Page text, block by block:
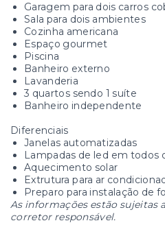
Garagem para dois carros
Sala para dois ambientes
Cozinha americana
Espaço gourmet
Piscina
Banheiro externo
Lavanderia
3 quartos sendo 1 suíte
Banheiro independente
Diferenciais
Janelas automatizadas
Lampadas de led em todos
Aquecimento solar
Extrutura para ar
Preparo para instalação de
As informações estão sujeitas
corretor responsável.